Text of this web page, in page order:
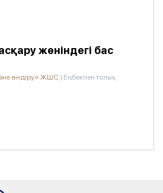
жөніндегі бас
өндіру» ЖШС | Еңбекпен толық